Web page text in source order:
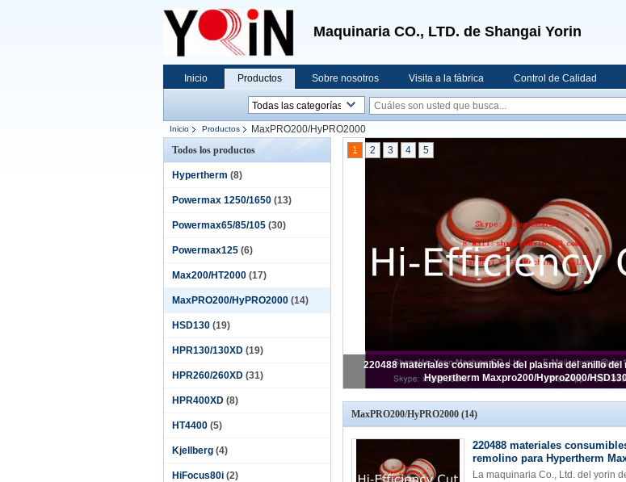
Maquinaria CO., LTD. de Shangai Yorin
Inicio Productos Sobre nosotros Visita a la fábrica Control de Calidad
Inicio Productos
MaxPRO200/HyPRO2000
Todos los productos
Hypertherm (8)
Powermax 1250/1650 (13)
Powermax65/85/105 (30)
Powermax125 (6)
Max200/HT2000 (17)
MaxPRO200/HyPRO2000 (14)
HSD130 (19)
HPR130/130XD (19)
HPR260/260XD (31)
HPR400XD (8)
HT4400 (5)
Kjellberg (4)
HiFocus80i (2)
Casquillo de retención 220936 para los materiales
de Hypertherm Maxpro200/Hypro2000
1 2 3 4 5
MaxPRO200/HyPRO2000 (14)
220488 materiales
remolino para Hypertherm
La maquinaria Co., Ltd. del yorin